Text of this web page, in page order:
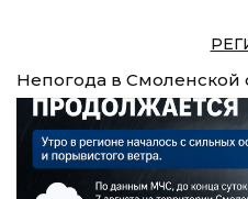
Непогода в Смоленской